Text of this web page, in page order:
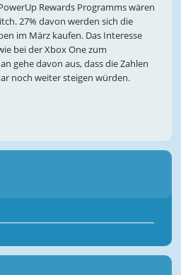
Rewards Programms wären
27% davon werden sich die
im März kaufen. Das Interesse
bei der Xbox One zum
gehe davon aus, dass die Zahlen
noch weiter steigen würden.